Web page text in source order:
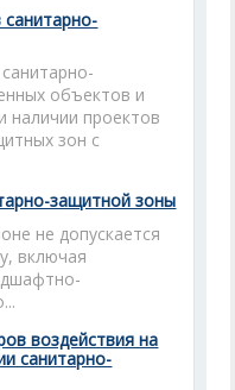
санитарно-
объектов и
наличии проектов
зон с
защитной зоны
не допускается
включая
воздействия на
санитарно-